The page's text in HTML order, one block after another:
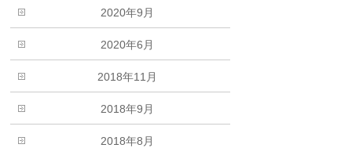
2020年9月
2020年6月
2018年11月
2018年9月
2018年8月